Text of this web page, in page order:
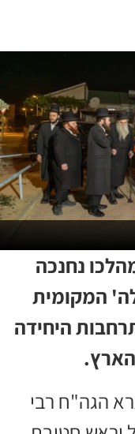
נחנכה
המקומית
היחידה
הגה"ח רבי